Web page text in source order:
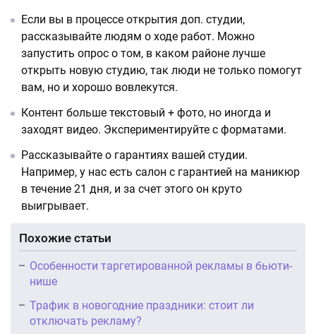
Если вы в процессе открытия доп. студии,
рассказывайте людям о ходе работ. Можно
запустить опрос о том, в каком районе лучше
открыть новую студию, так люди не только помогут
вам, но и хорошо вовлекутся.
Контент больше текстовый + фото, но иногда и
заходят видео. Экспериментируйте с форматами.
Рассказывайте о гарантиях вашей студии.
Например, у нас есть салон с гарантией на маникюр
в течение 21 дня, и за счет этого он круто
выигрывает.
Похожие статьи
Особенности таргетированной рекламы в бьюти-
нише
Трафик в новогодние праздники: стоит ли
отключать рекламу?